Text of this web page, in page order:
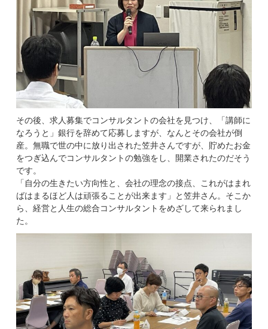
その後、求人募集でコンサルタントの会社を見つけ、「講師に
なろうと」銀行を辞めて応募しますが、なんとその会社が倒
産。無職で世の中に放り出された笠井さんですが、貯めたお金
をつぎ込んでコンサルタントの勉強をし、開業されたのだそう
です。
「自分の生きたい方向性と、会社の理念の接点、これがはまれ
ばはまるほど人は頑張ることが出来ます」と笠井さん。そこか
ら、経営と人生の総合コンサルタントをめざして来られまし
た。